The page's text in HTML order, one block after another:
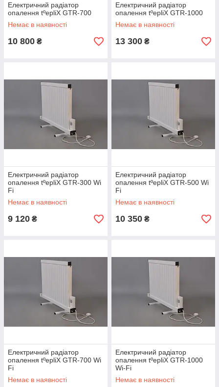
Електричний радіатор
опалення tºepliX GTR-700
Немає в наявності
10 800 ₴
Електричний радіатор
опалення tºepliX GTR-1000
Немає в наявності
13 300 ₴
Електричний радіатор
опалення tºepliX GTR-300 Wi
Fi
Немає в наявності
9 120 ₴
Електричний радіатор
опалення tºepliX GTR-500 Wi
Fi
Немає в наявності
10 350 ₴
Електричний радіатор
опалення tºepliX GTR-700 Wi
Fi
Немає в наявності
Електричний радіатор
опалення tºepliX GTR-1000
Wi-Fi
Немає в наявності